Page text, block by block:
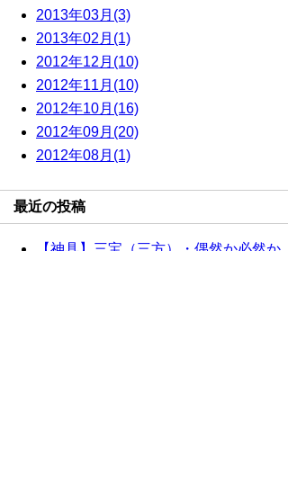
2013年03月(3)
2013年02月(1)
2012年12月(10)
2012年11月(10)
2012年10月(16)
2012年09月(20)
2012年08月(1)
最近の投稿
【神具】三宝（三方）・偶然か必然か